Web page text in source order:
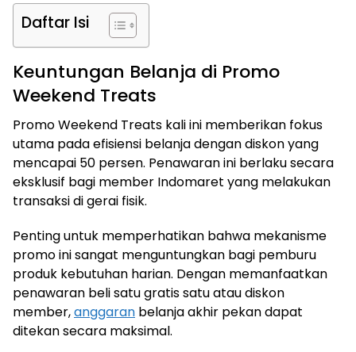
Daftar Isi
Keuntungan Belanja di Promo
Weekend Treats
Promo Weekend Treats kali ini memberikan fokus
utama pada efisiensi belanja dengan diskon yang
mencapai 50 persen. Penawaran ini berlaku secara
eksklusif bagi member Indomaret yang melakukan
transaksi di gerai fisik.
Penting untuk memperhatikan bahwa mekanisme
promo ini sangat menguntungkan bagi pemburu
produk kebutuhan harian. Dengan memanfaatkan
penawaran beli satu gratis satu atau diskon
member,anggaran belanja akhir pekan dapat
ditekan secara maksimal.